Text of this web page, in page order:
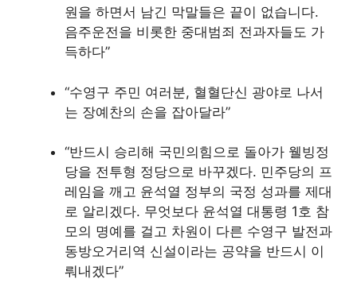
원을 하면서 남긴 막말들은 끝이 없습니다.
음주운전을 비롯한 중대범죄 전과자들도 가
득하다”
“수영구 주민 여러분, 혈혈단신 광야로 나서
는 장예찬의 손을 잡아달라”
“반드시 승리해 국민의힘으로 돌아가 웰빙정
당을 전투형 정당으로 바꾸겠다. 민주당의 프
레임을 깨고 윤석열 정부의 국정 성과를 제대
로 알리겠다. 무엇보다 윤석열 대통령 1호 참
모의 명예를 걸고 차원이 다른 수영구 발전과
동방오거리역 신설이라는 공약을 반드시 이
뤄내겠다”